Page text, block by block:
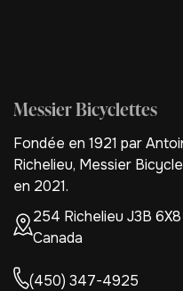
Messier Bicyclettes
Fondée en 1921 par
Richelieu, Messier
en 2021.
254 Richelieu J3B
Canada
(450) 347-4925